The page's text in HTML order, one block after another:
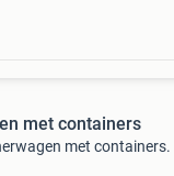
met containers
met containers.